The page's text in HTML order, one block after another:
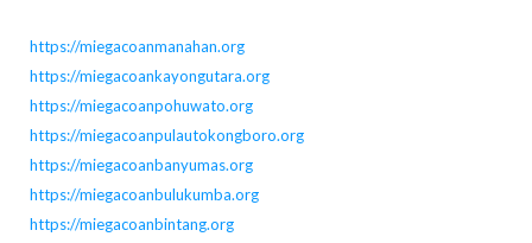
https://miegacoanmanahan.org
https://miegacoankayongutara.org
https://miegacoanpohuwato.org
https://miegacoanpulautokongboro.org
https://miegacoanbanyumas.org
https://miegacoanbulukumba.org
https://miegacoanbintang.org